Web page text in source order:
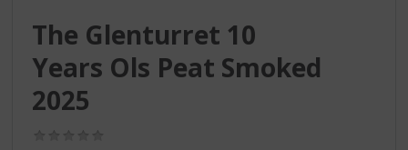
The Glenturret 10
Years Ols Peat Smoked
2025